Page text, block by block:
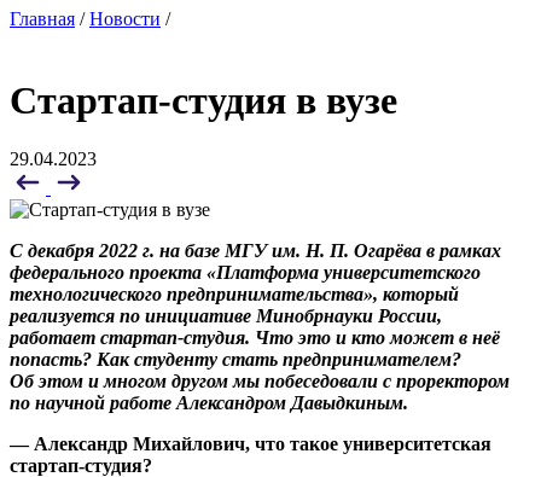
Главная /Новости /
Стартап-студия в вузе
29.04.2023
С декабря 2022 г. на базе МГУ им. Н. П. Огарёва в рамках
федерального проекта «Платформа университетского
технологического предпринимательства», который
реализуется по инициативе Минобрнауки России,
работает стартап-студия. Что это и кто может в неё
попасть? Как студенту стать предпринимателем?
Об этом и многом другом мы побеседовали с проректором
по научной работе Александром Давыдкиным.
— Александр Михайлович, что такое университетская
стартап-студия?